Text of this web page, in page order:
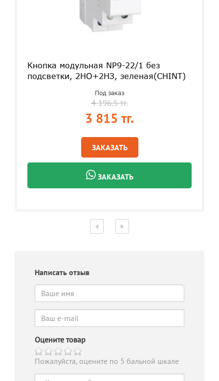
Кнопка модульная NP9-22/1 без
подсветки, 2НО+2НЗ, зеленая(CHINT)
Под заказ
4 196.5 тг.
3 815 тг.
ЗАКАЗАТЬ
ЗАКАЗАТЬ
Написать отзыв
Оцените товар
Пожалуйста, оцените по 5 бальной шкале